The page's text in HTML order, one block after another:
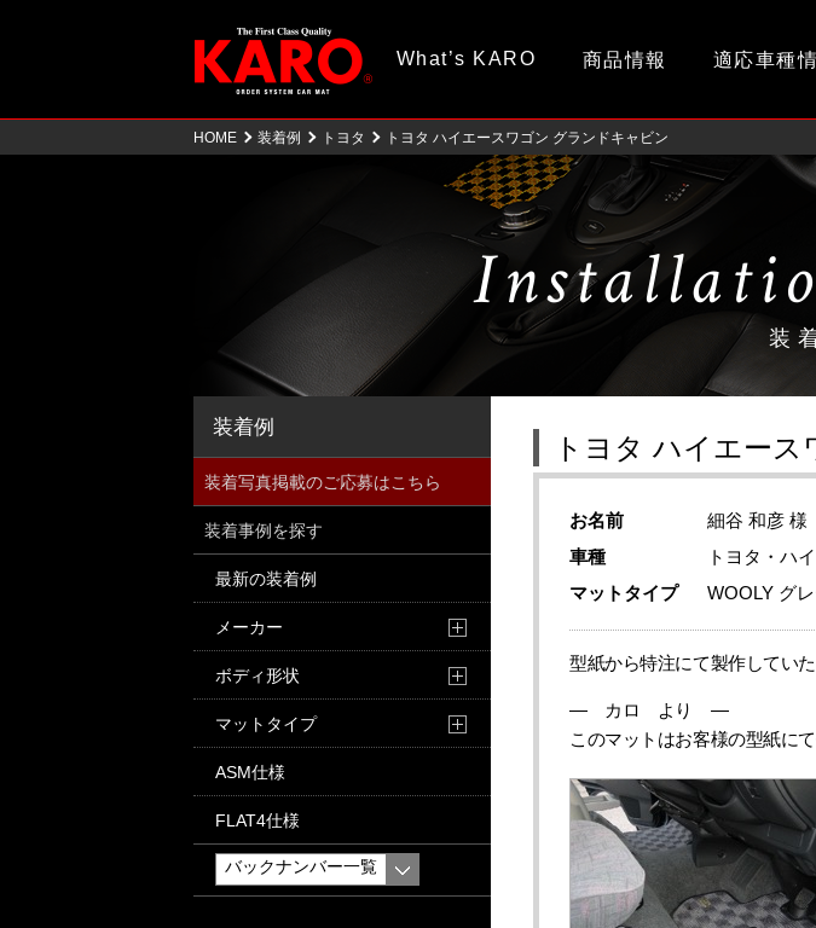
What’s KARO 商品情報 適応車種
HOME 装着例 トヨタ トヨタ ハイエースワゴン グランドキャビン
装
トヨタ ハイエー
お名前
細谷 和彦 様
車種
トヨタ・ハ
マットタイプ
WOOLY グ
型紙から特注にて製作してい
― カロ より ―
このマットはお客様の型紙に
装着例
装着写真掲載のご応募はこちら
装着事例を探す
最新の装着例
メーカー
ボディ形状
マットタイプ
ASM仕様
FLAT4仕様